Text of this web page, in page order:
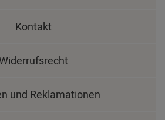
Kontakt
und Reklamationen